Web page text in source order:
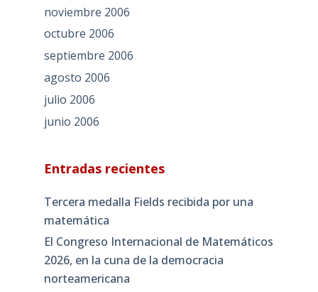
noviembre 2006
octubre 2006
septiembre 2006
agosto 2006
julio 2006
junio 2006
Entradas recientes
Tercera medalla Fields recibida por una
matemática
El Congreso Internacional de Matemáticos
2026, en la cuna de la democracia
norteamericana